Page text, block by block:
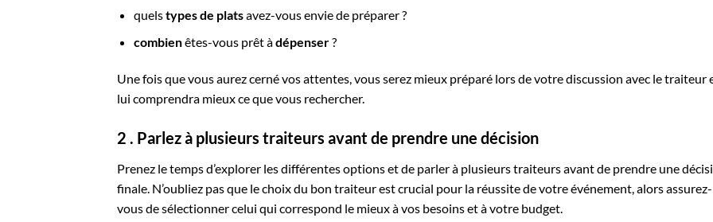
quelstypes de platsavez-vous envie de préparer ?
combienêtes-vous prêt àdépenser?
Une fois que vous aurez cerné vos attentes, vous serez mieux préparé lors de votre discussion avec le traiteur
lui comprendra mieux ce que vous rechercher.
2 . Parlez à plusieurs traiteurs avant de prendre une décision
Prenez le temps d’explorer les différentes options et de parler à plusieurs traiteurs avant de prendre une
finale. N’oubliez pas que le choix du bon traiteur est crucial pour la réussite de votre événement, alors assurez-
vous de sélectionner celui qui correspond le mieux à vos besoins et à votre budget.